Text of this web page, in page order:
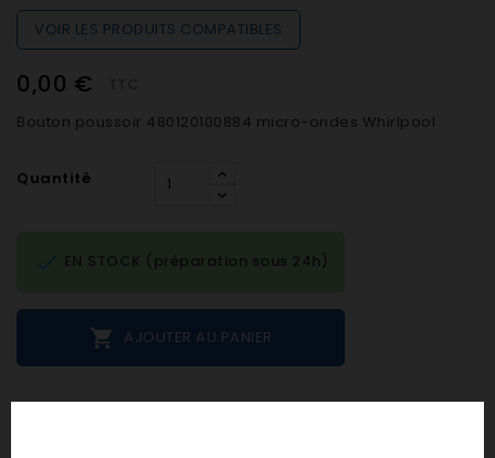
VOIR LES PRODUITS COMPATIBLES
0,00 €
Bouton poussoir 480120100884 micro-ondes Whirlpool
Quantité
 AJOUTER AU PANIER
EN STOCK (préparation sous 24h)